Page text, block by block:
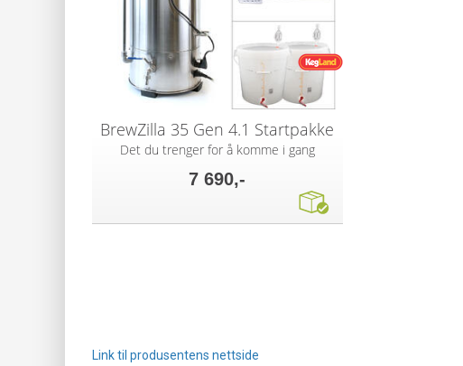
BrewZilla 35 Gen 4.1 Startpakke
Det du trenger for å komme i gang
7 690,-
Link til produsentens nettside